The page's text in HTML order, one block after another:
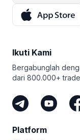
Ikuti Kami
Bergabunglah
dari 800.000+
Platform